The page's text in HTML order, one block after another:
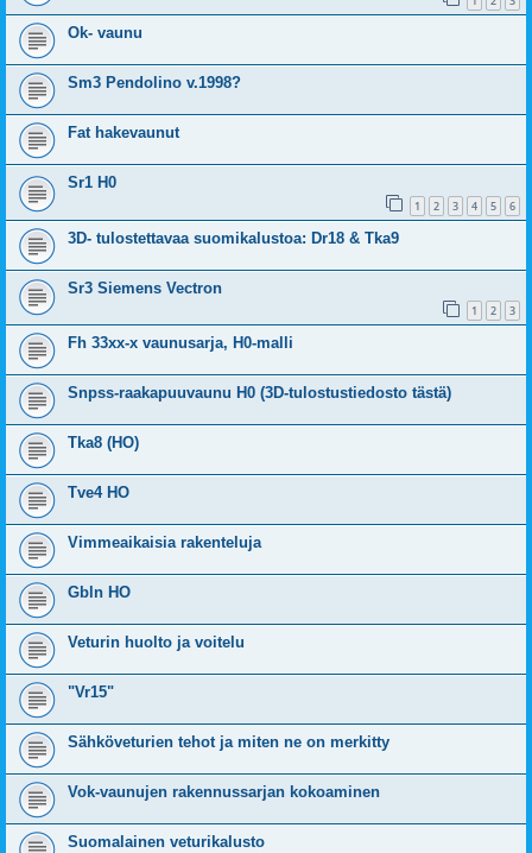
Ok- vaunu
Sm3 Pendolino v.1998?
Fat hakevaunut
Sr1 H0
1 2 3 4 5 6
3D- tulostettavaa suomikalustoa: Dr18 & Tka9
Sr3 Siemens Vectron
1 2 3
Fh 33xx-x vaunusarja, H0-malli
Snpss-raakapuuvaunu H0 (3D-tulostustiedosto tästä)
Tka8 (HO)
Tve4 HO
Vimmeaikaisia rakenteluja
Gbln HO
Veturin huolto ja voitelu
"Vr15"
Sähköveturien tehot ja miten ne on merkitty
Vok-vaunujen rakennussarjan kokoaminen
Suomalainen veturikalusto